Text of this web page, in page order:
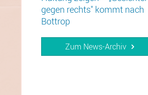
gegen rechts" kommt nach
Bottrop
Zum News-Archiv